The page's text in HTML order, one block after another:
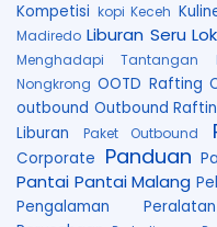
Kompetisi kopi Keceh
Madiredo Liburan Seru
Menghadapi Tantangan
Nongkrong OOTD Rafting
outbound Outbound
Liburan
Paket Outbound
Corporate Panduan
Pantai Pantai Malang
Pengalaman Peralatan